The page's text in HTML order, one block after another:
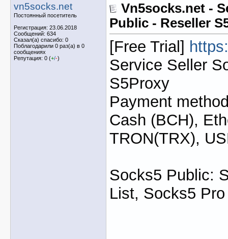
vn5socks.net
Постоянный посетитель
Регистрация: 23.06.2018
Сообщений: 634
Сказал(а) спасибо: 0
Поблагодарили 0 раз(а) в 0
сообщениях
Репутация: 0 (+/-)
Vn5socks.net -
Public - Reseller
[Free Trial]
Service Seller
S5Proxy
Payment
Cash (BCH),
TRON(TRX),
Socks5 Public:
List, Socks5 Pro